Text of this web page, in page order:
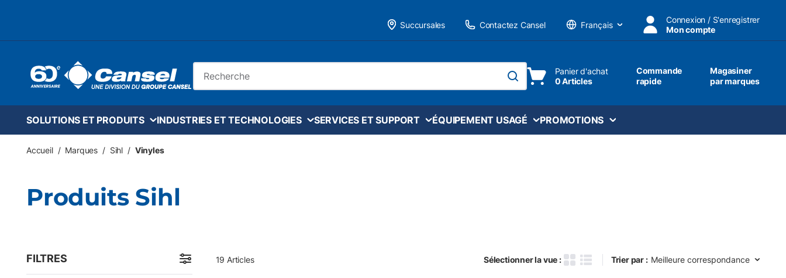
Succursales
Contactez Cansel
Langue
Connexion / S'enregistrer
Mon compte
soumettre une recherche
Panier d'achat
0 Articles
Commande
rapide
Magasiner
par marques
SOLUTIONS ET PRODUITS INDUSTRIES ET TECHNOLOGIES SERVICES ET SUPPORT ÉQUIPEMENT USAGÉ PROMOTIONS
Accueil / Marques / Sihl / Vinyles
Produits Sihl
FILTRES Passer aux résultats 19 Articles Sélectionner la vue :
Grille des produits
Vue de la liste des produits
Trier par :
Trier par :